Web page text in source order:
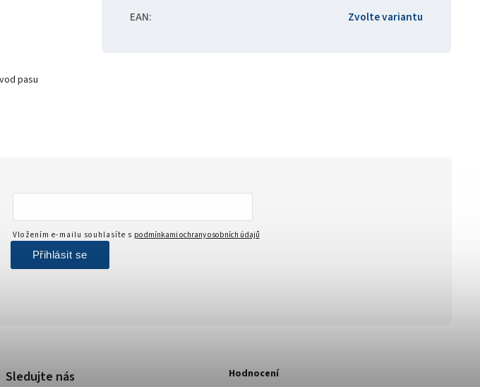
pasu
EAN: Zvolte variantu
Vložením e-mailu souhlasíte s podmínkami ochrany osobních údajů
Přihlásit se
Sledujte nás Hodnocení